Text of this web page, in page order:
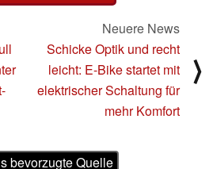
Neuere News
Schicke Optik und recht
leicht: E-Bike startet mit
elektrischer Schaltung für
mehr Komfort
⟩
bevorzugte Quelle